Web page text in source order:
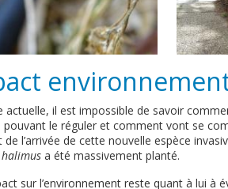
actuelle, il est impossible de savoir
pouvant le réguler et comment vont se
de l’arrivée de cette nouvelle espèce
a été massivement planté.
sur l’environnement reste quant à lui à